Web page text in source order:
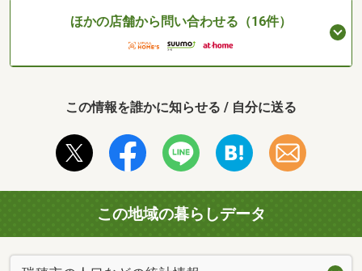
ほかの店舗から問い合わせる（16件）
この情報を誰かに知らせる / 自分に送る
この地域の暮らしデータ